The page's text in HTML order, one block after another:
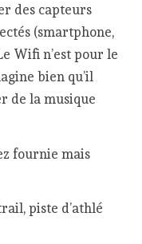
des capteurs
(smartphone,
Wifi n’est pour le
bien qu’il
de la musique
fournie mais
piste d’athlé